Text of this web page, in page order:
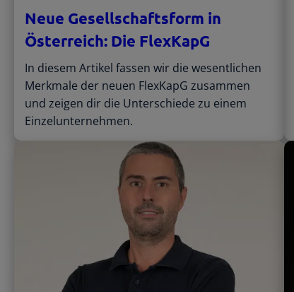
Neue Gesellschaftsform in
Österreich: Die FlexKapG
In diesem Artikel fassen wir die wesentlichen
Merkmale der neuen FlexKapG zusammen
und zeigen dir die Unterschiede zu einem
Einzelunternehmen.